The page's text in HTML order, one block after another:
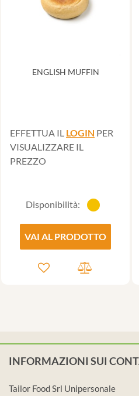
ENGLISH MUFFIN
EFFETTUA IL LOGIN PER
VISUALIZZARE IL
PREZZO
Disponibilità:
VAI AL PRODOTTO
INFORMAZIONI SUI
Tailor Food Srl Unipersonale